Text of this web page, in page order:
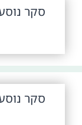
סקר
סקר